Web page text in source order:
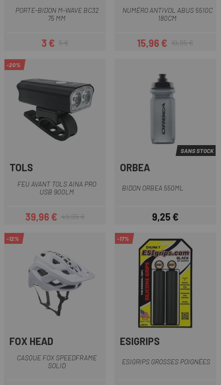
PORTE-BIDON M-WAVE BC32
75 MM
Prix
3 €Prix habituel
5 €
NUMÉRO ANTIVOL ABUS 5510C
180CM
Prix
15,96 €Prix habituel
19,95 €
-20%
TOLS
FEU AVANT TOLS AINA PRO
USB 900LM
Prix
39,96 €Prix habituel
49,95 €
SANS STOCK
ORBEA
BIDON ORBEA 550ML
Prix
9,25 €
-12%
FOX HEAD
CASQUE FOX SPEEDFRAME
SOLID
-17%
ESIGRIPS
ESIGRIPS GROSSES POIGNÉES